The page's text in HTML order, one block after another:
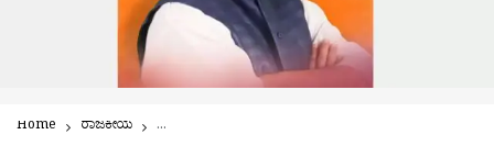
Home ರಾಜಕೀಯ ಜೆ.ಪಿ. ನಡ್ಡಾ ಹುದ್ದೆಗೆ ಇನ್ನೋರ್ವ ನಾಯಕನ ನೇಮಕಕ್ಕೆ ಸಿದ್ಧತೆ!!